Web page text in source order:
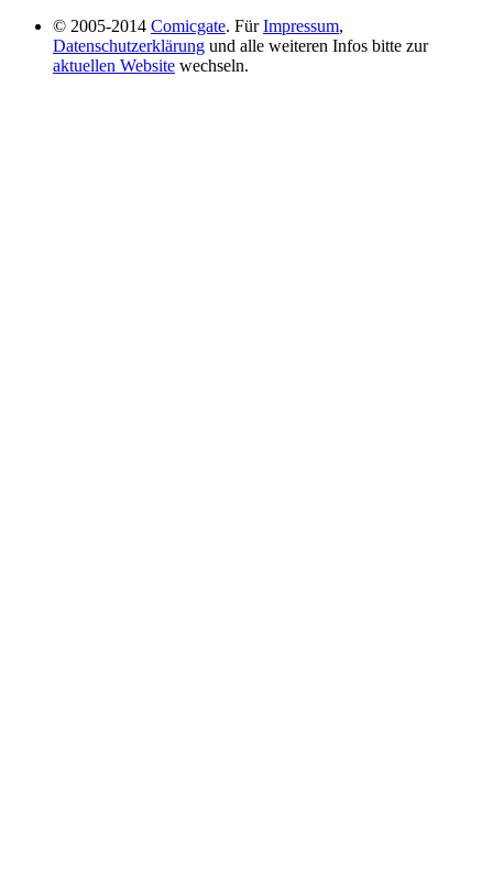
© 2005-2014 Comicgate. FürImpressum,
Datenschutzerklärung und alle weiteren Infos bitte zur
aktuellen Website wechseln.